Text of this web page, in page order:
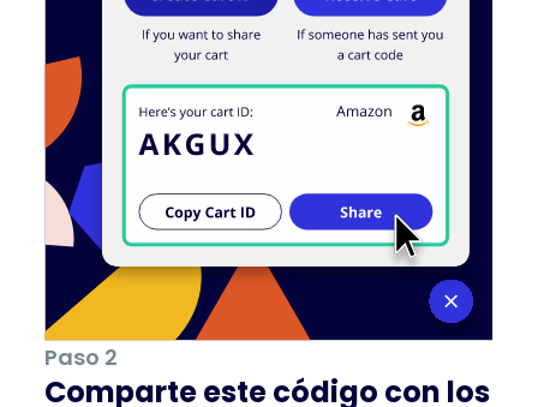
Paso 2
Comparte este código con los